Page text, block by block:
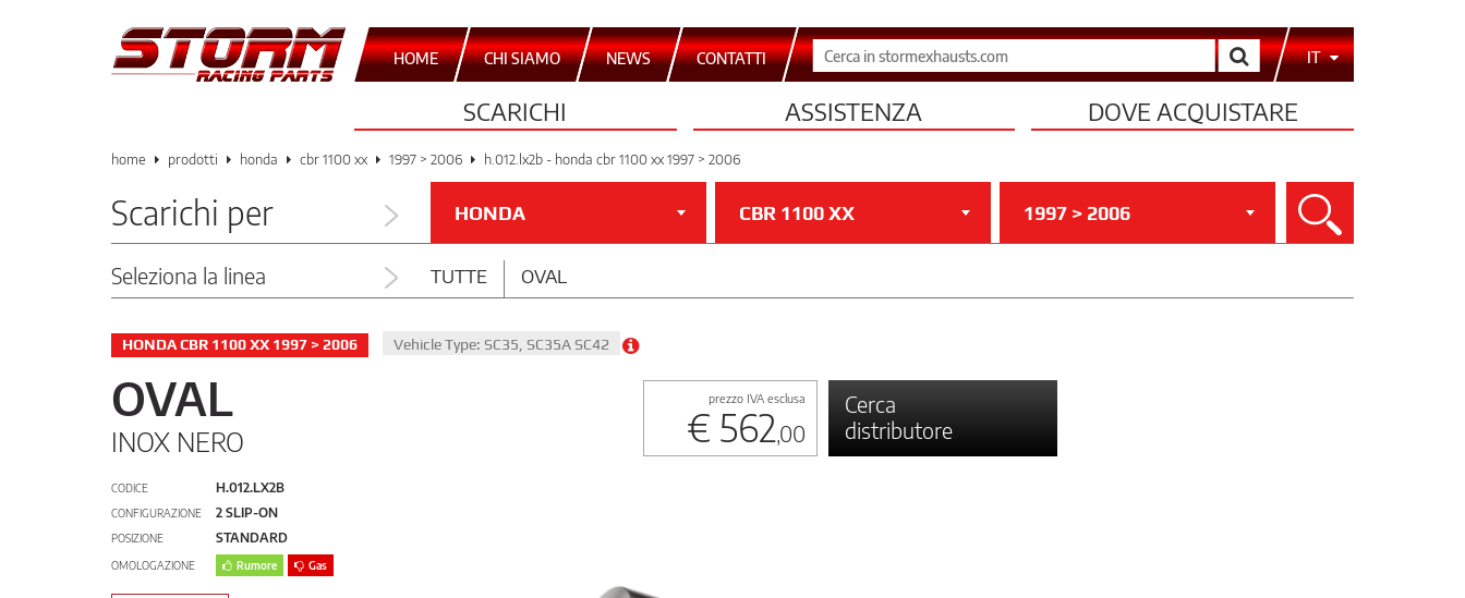
HOME CHI SIAMO NEWS CONTATTI Cerca IT
SCARICHI ASSISTENZA DOVE ACQUISTARE
home prodotti honda cbr 1100 xx 1997 > 2006 h.012.lx2b - honda cbr 1100 xx 1997 > 2006
Scarichi per HONDA CBR 1100 XX 1997 > 2006 Cerca
Seleziona la linea TUTTE OVAL
HONDA CBR 1100 XX 1997 > 2006 Vehicle Type: SC35, SC35A SC42
OVAL
INOX NERO
prezzo IVA esclusa
€ 562,00
Cerca
distributore
CODICE H.012.LX2B
CONFIGURAZIONE 2 SLIP-ON
POSIZIONE STANDARD
OMOLOGAZIONE Rumore Gas